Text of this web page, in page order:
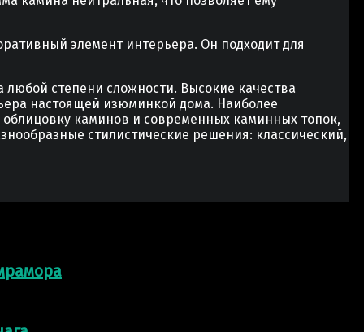
элемент интерьера. Он подходит для
степени сложности. Высокие качества
настоящей изюминкой дома. Наиболее
каминов и современных каминных топок,
стилистические решения: классический,